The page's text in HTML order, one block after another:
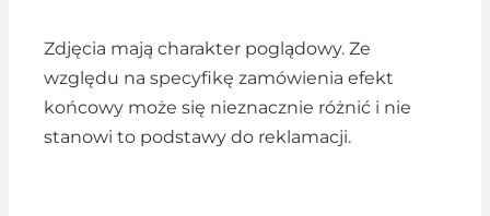
Zdjęcia mają charakter poglądowy. Ze
względu na specyfikę zamówienia efekt
końcowy może się nieznacznie różnić i nie
stanowi to podstawy do reklamacji.